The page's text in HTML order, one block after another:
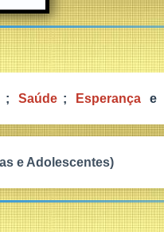
; Saúde ; Esperança e
e Adolescentes)